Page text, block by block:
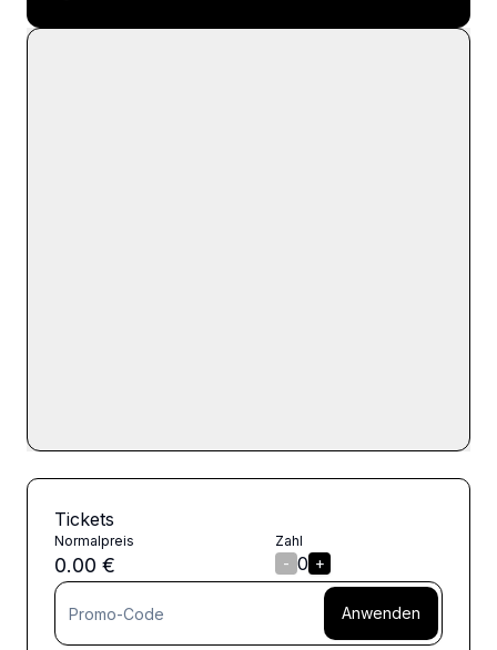
Tickets
Normalpreis
0.00 €
Zahl
- 0 +
Anwenden